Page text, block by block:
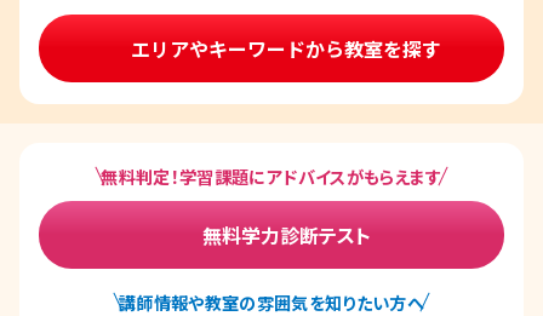
エリアやキーワードから教室を探す
無料判定！学習課題にアドバイスがもらえます
無料学力診断テスト
講師情報や教室の雰囲気を知りたい方へ